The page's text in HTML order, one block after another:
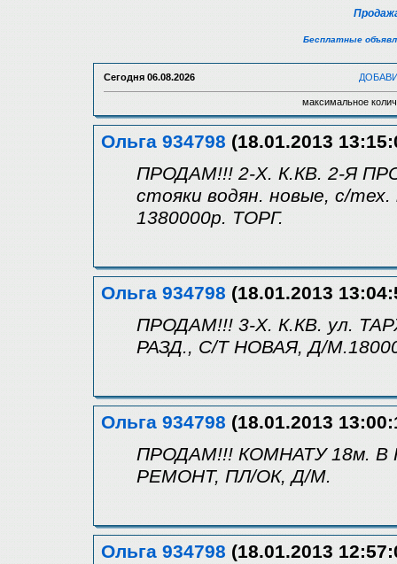
Бесплатные
Сегодня 06.08.2026
максимальное
Ольга 934798 (18.01.2013
ПРОДАМ!!! 2-Х. К.КВ. 2-Я
стояки водян. новые, с/тех.
1380000р. ТОРГ.
Ольга 934798 (18.01.2013
ПРОДАМ!!! 3-Х. К.КВ. ул.
РАЗД., С/Т НОВАЯ, Д/
Ольга 934798 (18.01.2013
ПРОДАМ!!! КОМНАТУ 18м.
РЕМОНТ, ПЛ/ОК, Д/М.
Ольга 934798 (18.01.2013